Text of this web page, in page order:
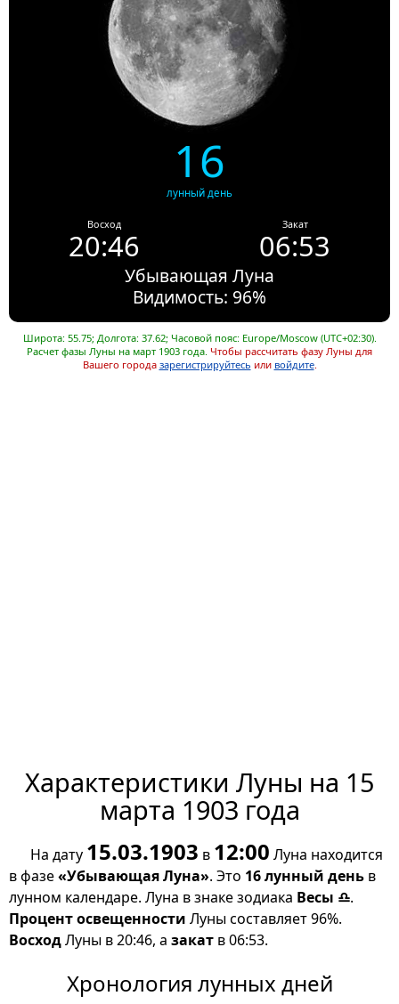
16
лунный день
Восход
20:46
Закат
06:53
Убывающая Луна
Видимость: 96%
Широта: 55.75; Долгота: 37.62; Часовой пояс: Europe/Moscow (UTC+02:30).
Расчет фазы Луны на март 1903 года. Чтобы рассчитать фазу Луны для
Вашего города зарегистрируйтесь или войдите.
Характеристики Луны на 15
марта 1903 года
На дату 15.03.1903 в 12:00 Луна находится
в фазе«Убывающая Луна». Это 16 лунный день в
лунном календаре. Луна в знаке зодиака Весы ♎.
Процент освещенности Луны составляет 96%.
ВосходЛуны в 20:46, а закат в 06:53.
Хронология лунных дней